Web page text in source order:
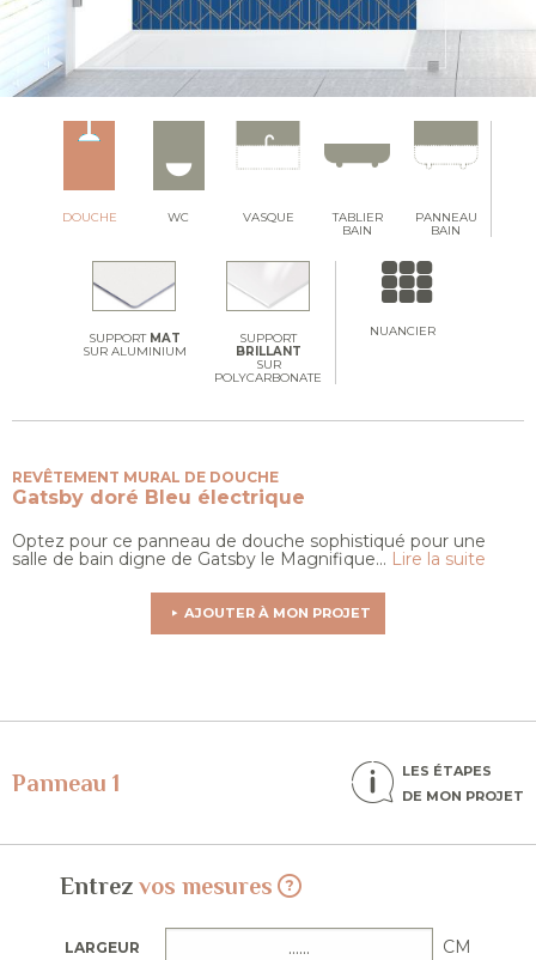
DOUCHE WC VASQUE
TABLIER
BAIN
PANNEAU
BAIN
SUPPORT MAT
SUR ALUMINIUM
SUPPORT
BRILLANT
SUR
POLYCARBONATE
NUANCIER
REVÊTEMENT MURAL DE DOUCHE
Gatsby doré Bleu électrique
Optez pour ce panneau de douche sophistiqué pour une
salle de bain digne de Gatsby le Magnifique... Lire la suite
AJOUTER À MON PROJET
Panneau 1
LES ÉTAPES
DE MON PROJET
Entrez vos mesures
LARGEUR CM